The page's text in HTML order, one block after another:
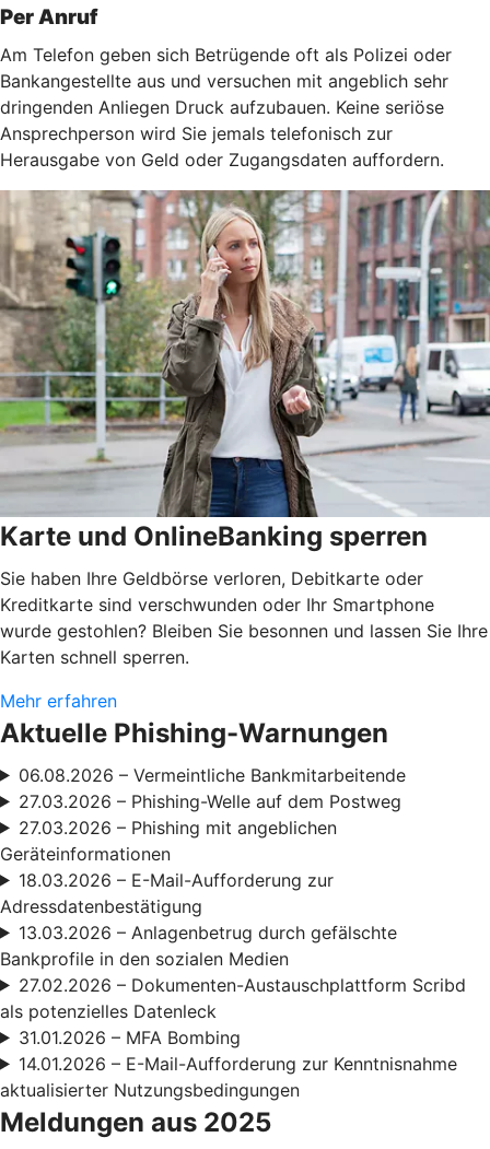
Per Anruf
Am Telefon geben sich Betrügende oft als Polizei oder
Bankangestellte aus und versuchen mit angeblich sehr
dringenden Anliegen Druck aufzubauen. Keine seriöse
Ansprechperson wird Sie jemals telefonisch zur
Herausgabe von Geld oder Zugangsdaten auffordern.
Karte und OnlineBanking sperren
Sie haben Ihre Geldbörse verloren, Debitkarte oder
Kreditkarte sind verschwunden oder Ihr Smartphone
wurde gestohlen? Bleiben Sie besonnen und lassen Sie Ihre
Karten schnell sperren.
Mehr erfahren
Aktuelle Phishing-Warnungen
06.08.2026 – Vermeintliche Bankmitarbeitende
27.03.2026 – Phishing-Welle auf dem Postweg
27.03.2026 – Phishing mit angeblichen
Geräteinformationen
18.03.2026 – E-Mail-Aufforderung zur
Adressdatenbestätigung
13.03.2026 – Anlagenbetrug durch gefälschte
Bankprofile in den sozialen Medien
27.02.2026 – Dokumenten-Austauschplattform Scribd
als potenzielles Datenleck
31.01.2026 – MFA Bombing
14.01.2026 – E-Mail-Aufforderung zur Kenntnisnahme
aktualisierter Nutzungsbedingungen
Meldungen aus 2025